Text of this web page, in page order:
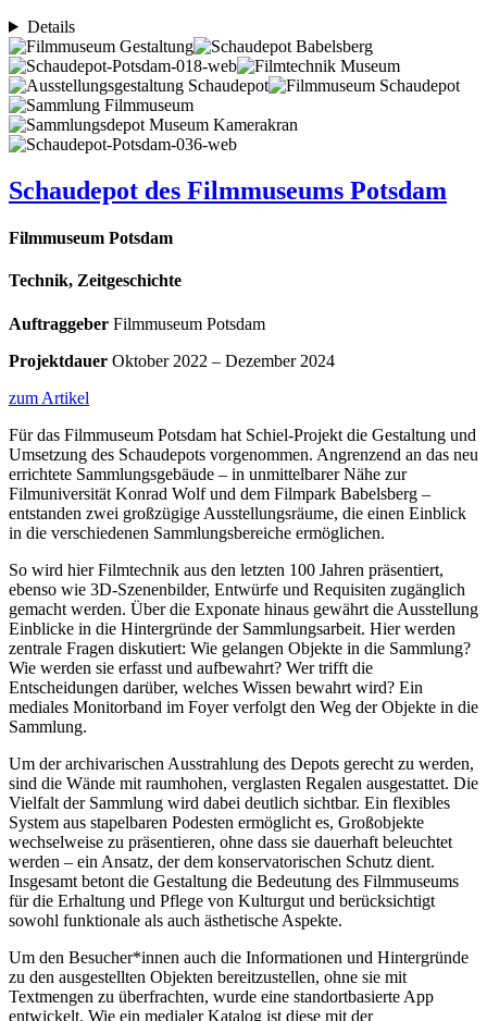
Details
Schaudepot des Filmmuseums Potsdam
Filmmuseum Potsdam
Technik, Zeitgeschichte
Auftraggeber Filmmuseum Potsdam
Projektdauer Oktober 2022 – Dezember 2024
zum Artikel
Für das Filmmuseum Potsdam hat Schiel-Projekt die Gestaltung und
Umsetzung des Schaudepots vorgenommen. Angrenzend an das neu
errichtete Sammlungsgebäude – in unmittelbarer Nähe zur
Filmuniversität Konrad Wolf und dem Filmpark Babelsberg –
entstanden zwei großzügige Ausstellungsräume, die einen Einblick
in die verschiedenen Sammlungsbereiche ermöglichen.
So wird hier Filmtechnik aus den letzten 100 Jahren präsentiert,
ebenso wie 3D-Szenenbilder, Entwürfe und Requisiten zugänglich
gemacht werden. Über die Exponate hinaus gewährt die Ausstellung
Einblicke in die Hintergründe der Sammlungsarbeit. Hier werden
zentrale Fragen diskutiert: Wie gelangen Objekte in die Sammlung?
Wie werden sie erfasst und aufbewahrt? Wer trifft die
Entscheidungen darüber, welches Wissen bewahrt wird? Ein
mediales Monitorband im Foyer verfolgt den Weg der Objekte in die
Sammlung.
Um der archivarischen Ausstrahlung des Depots gerecht zu werden,
sind die Wände mit raumhohen, verglasten Regalen ausgestattet. Die
Vielfalt der Sammlung wird dabei deutlich sichtbar. Ein flexibles
System aus stapelbaren Podesten ermöglicht es, Großobjekte
wechselweise zu präsentieren, ohne dass sie dauerhaft beleuchtet
werden – ein Ansatz, der dem konservatorischen Schutz dient.
Insgesamt betont die Gestaltung die Bedeutung des Filmmuseums
für die Erhaltung und Pflege von Kulturgut und berücksichtigt
sowohl funktionale als auch ästhetische Aspekte.
Um den Besucher*innen auch die Informationen und Hintergründe
zu den ausgestellten Objekten bereitzustellen, ohne sie mit
Textmengen zu überfrachten, wurde eine standortbasierte App
entwickelt. Wie ein medialer Katalog ist diese mit der